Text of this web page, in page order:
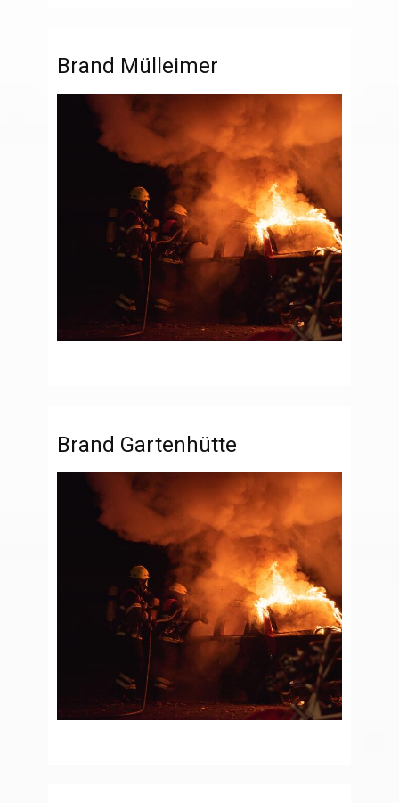
Brand Mülleimer
Brand Gartenhütte